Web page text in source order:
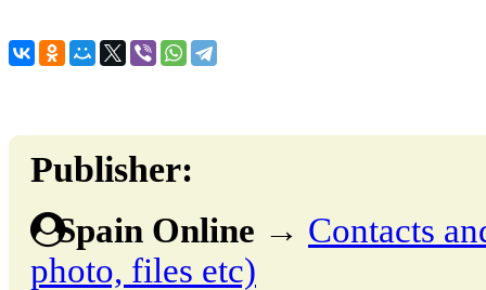
Publisher:
Spain Online → Contacts
photo, files etc)